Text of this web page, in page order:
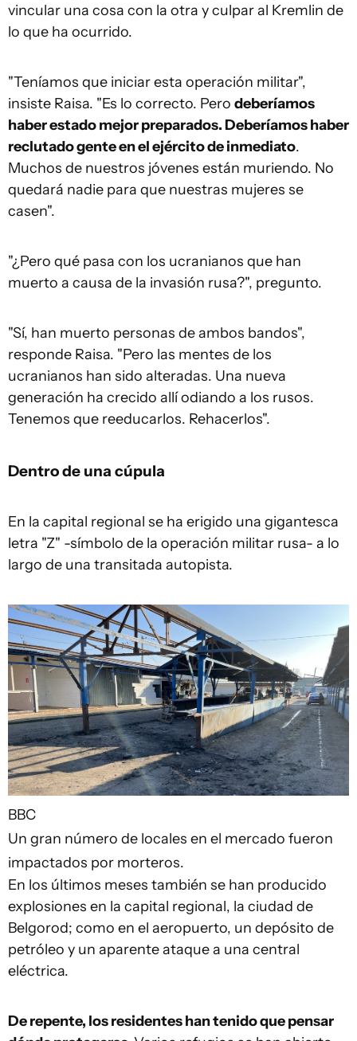
vincular una cosa con la otra y culpar al Kremlin de
lo que ha ocurrido.
"Teníamos que iniciar esta operación militar",
insiste Raisa. "Es lo correcto. Pero deberíamos
haber estado mejor preparados. Deberíamos haber
reclutado gente en el ejército de inmediato.
Muchos de nuestros jóvenes están muriendo. No
quedará nadie para que nuestras mujeres se
casen".
"¿Pero qué pasa con los ucranianos que han
muerto a causa de la invasión rusa?", pregunto.
"Sí, han muerto personas de ambos bandos",
responde Raisa. "Pero las mentes de los
ucranianos han sido alteradas. Una nueva
generación ha crecido allí odiando a los rusos.
Tenemos que reeducarlos. Rehacerlos".
Dentro de una cúpula
En la capital regional se ha erigido una gigantesca
letra "Z" -símbolo de la operación militar rusa- a lo
largo de una transitada autopista.
BBC
Un gran número de locales en el mercado fueron
impactados por morteros.
En los últimos meses también se han producido
explosiones en la capital regional, la ciudad de
Belgorod; como en el aeropuerto, un depósito de
petróleo y un aparente ataque a una central
eléctrica.
De repente, los residentes han tenido que pensar